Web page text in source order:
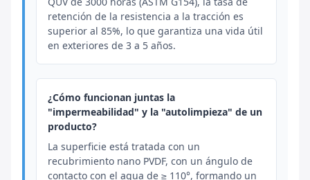
retención de la resistencia a la tracción es
superior al 85%, lo que garantiza una vida útil
en exteriores de 3 a 5 años.
¿Cómo funcionan juntas la
"impermeabilidad" y la "autolimpieza" de un
producto?
La superficie está tratada con un
recubrimiento nano PVDF, con un ángulo de
contacto con el agua de ≥ 110°, formando un